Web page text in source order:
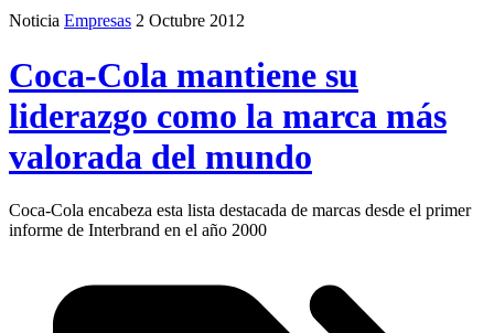
Noticia Empresas 2 Octubre 2012
Coca-Cola mantiene su
liderazgo como la marca más
valorada del mundo
Coca-Cola encabeza esta lista destacada de marcas desde el primer
informe de Interbrand en el año 2000